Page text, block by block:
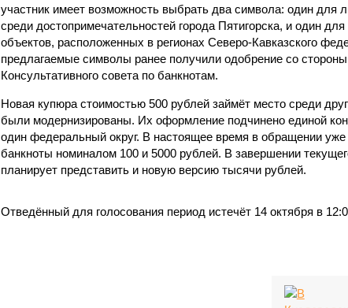
участник имеет возможность выбрать два символа: один для
среди достопримечательностей города Пятигорска, и один
объектов, расположенных в регионах Северо-Кавказского
предлагаемые символы ранее получили одобрение со стороны
Консультативного совета по банкнотам.
Новая купюра стоимостью 500 рублей займёт место среди
были модернизированы. Их оформление подчинено единой
один федеральный округ. В настоящее время в обращении
банкноты номиналом 100 и 5000 рублей. В завершении
планирует представить и новую версию тысячи рублей.
Отведённый для голосования период истечёт 14 октября в